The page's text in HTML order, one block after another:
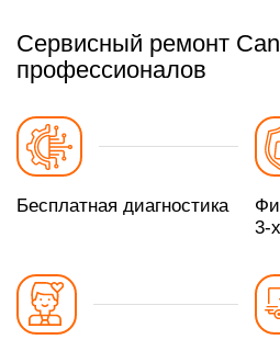
Сервисный ремонт
профессионалов
Бесплатная диагностика
3-